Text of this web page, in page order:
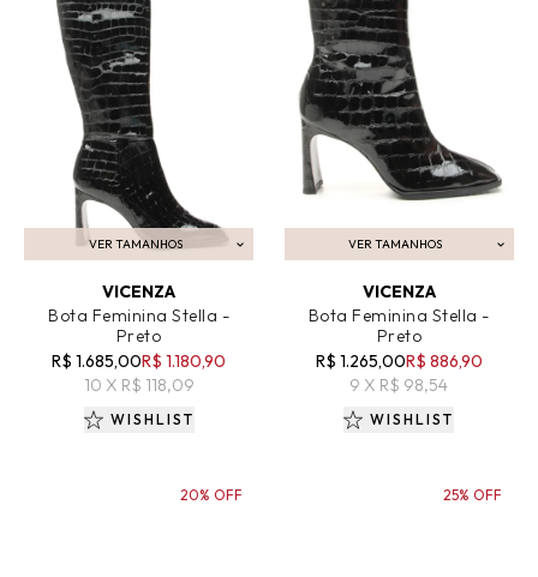
VER TAMANHOS
ADICIONAR AO CARRINHO
VICENZA
Bota Feminina Stella -
Preto
R$ 1.685,00R$ 1.180,90
10 X R$ 118,09
WISHLIST
VER TAMANHOS
ADICIONAR AO CARRINHO
VICENZA
Bota Feminina Stella -
Preto
R$ 1.265,00R$ 886,90
9 X R$ 98,54
WISHLIST
20% OFF 25% OFF